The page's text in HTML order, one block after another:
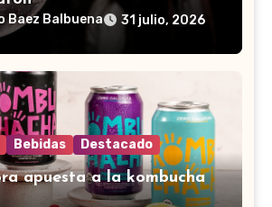
Baez Balbuena 31 julio, 2026
Bebidas Destacado
apuesta a la kombucha